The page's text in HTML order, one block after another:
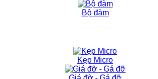
Bộ đàm
Kẹp Micro